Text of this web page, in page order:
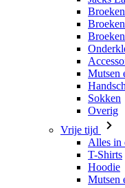
Mutsen
Sokken
Overig
Vrije tijd
Alles in
T-Shirts
Hoodie
Mutsen